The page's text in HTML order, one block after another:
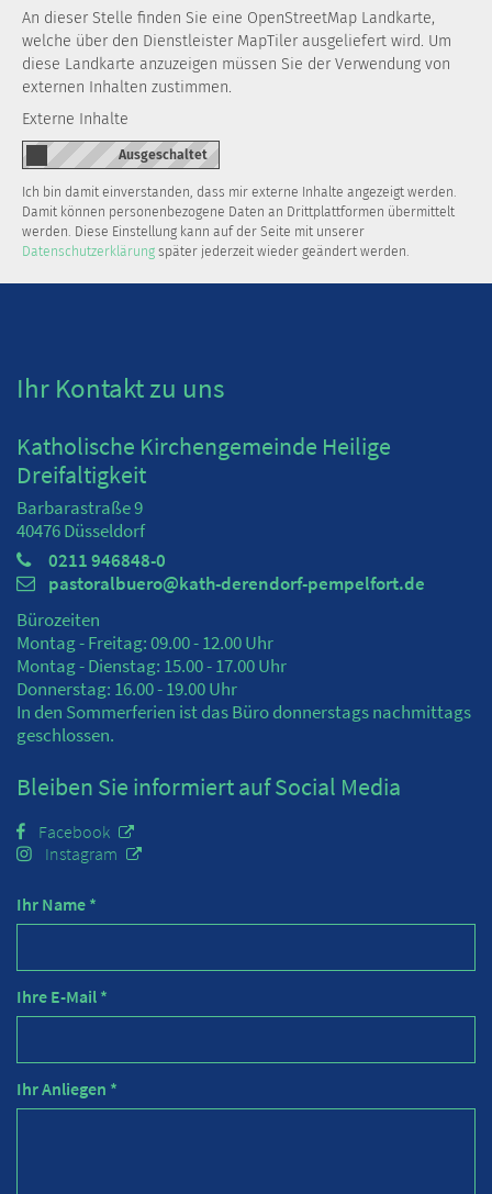
An dieser Stelle finden Sie eine OpenStreetMap Landkarte,
welche über den Dienstleister MapTiler ausgeliefert wird. Um
diese Landkarte anzuzeigen müssen Sie der Verwendung von
externen Inhalten zustimmen.
Externe Inhalte
Ich bin damit einverstanden, dass mir externe Inhalte angezeigt werden.
Damit können personenbezogene Daten an Drittplattformen übermittelt
werden. Diese Einstellung kann auf der Seite mit unserer
Datenschutzerklärung später jederzeit wieder geändert werden.
Ihr Kontakt zu uns
Katholische Kirchengemeinde Heilige
Dreifaltigkeit
Barbarastraße 9
40476Düsseldorf
0211 946848-0
pastoralbuero@kath-derendorf-pempelfort.de
Bürozeiten
Montag - Freitag: 09.00 - 12.00 Uhr
Montag - Dienstag: 15.00 - 17.00 Uhr
Donnerstag: 16.00 - 19.00 Uhr
In den Sommerferien ist das Büro donnerstags nachmittags
geschlossen.
Bleiben Sie informiert auf Social Media
Facebook
Instagram
Ihr Name *
Ihre E-Mail *
Ihr Anliegen *